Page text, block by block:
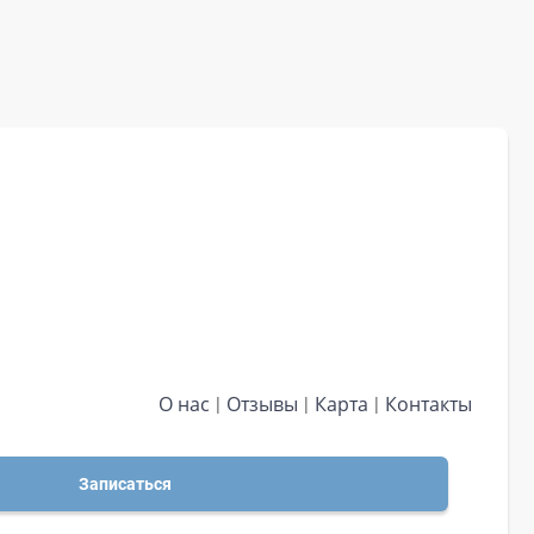
О нас Отзывы Карта Контакты
Записаться